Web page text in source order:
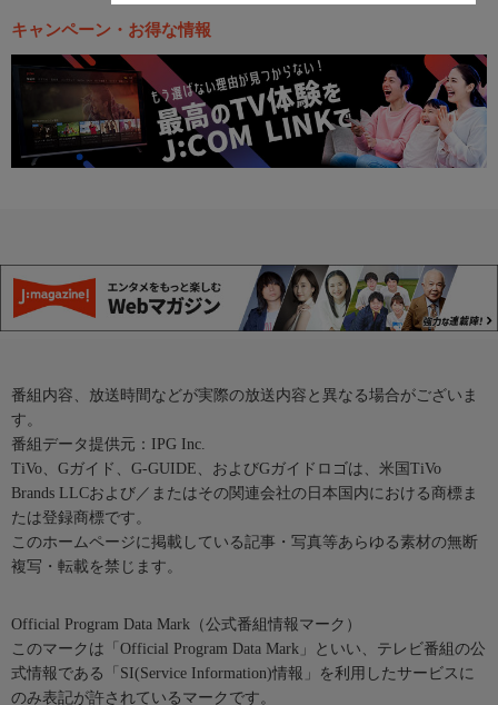
キャンペーン・お得な情報
番組内容、放送時間などが実際の放送内容と異なる場合がございま
す。
番組データ提供元：IPG Inc.
TiVo、Gガイド、G-GUIDE、およびGガイドロゴは、米国TiVo
Brands LLCおよび／またはその関連会社の日本国内における商標ま
たは登録商標です。
このホームページに掲載している記事・写真等あらゆる素材の無断
複写・転載を禁じます。
Official Program Data Mark（公式番組情報マーク）
このマークは「Official Program Data Mark」といい、テレビ番組の公
式情報である「SI(Service Information)情報」を利用したサービスに
のみ表記が許されているマークです。